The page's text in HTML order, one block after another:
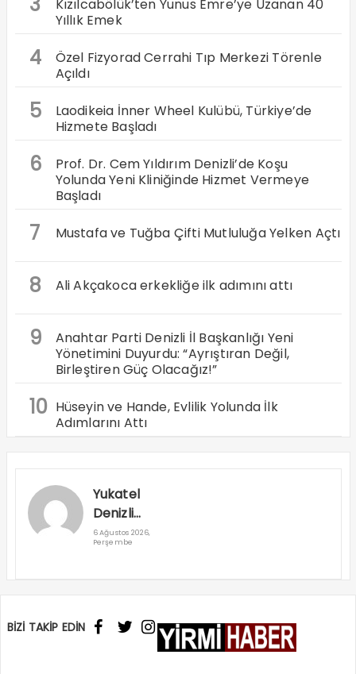
Kızılcabölük’ten Yunus Emre’ye Uzanan 40
Yıllık Emek
4
Özel Fizyorad Cerrahi Tıp Merkezi Törenle
Açıldı
5
Laodikeia İnner Wheel Kulübü, Türkiye’de
Hizmete Başladı
6
Prof. Dr. Cem Yıldırım Denizli’de Koşu
Yolunda Yeni Kliniğinde Hizmet Vermeye
Başladı
7 Mustafa ve Tuğba Çifti Mutluluğa Yelken Açtı
8 Ali Akçakoca erkekliğe ilk adımını attı
9
Anahtar Parti Denizli İl Başkanlığı Yeni
Yönetimini Duyurdu: “Ayrıştıran Değil,
Birleştiren Güç Olacağız!”
10 Hüseyin ve Hande, Evlilik Yolunda İlk
Adımlarını Attı
Yukatel
Denizli
Basket’in
Süper Lig
6 Ağustos 2026,
Perşembe
BİZİ TAKİP EDİN